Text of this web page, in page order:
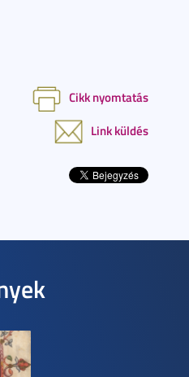
Cikk nyomtatás
Link küldés